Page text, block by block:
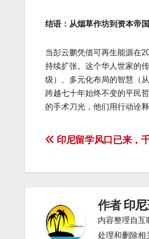
结语：从烟草作坊到资本帝
当彭云鹏凭借可再生能源在
持续扩张。这个华人世家的
级）、多元化布局的智慧（
跨越七十年始终不变的平民
的手术刀光，他们用行动诠
文
航
印尼留学风口已来，
作者印
内容整理自互
处理和删除相